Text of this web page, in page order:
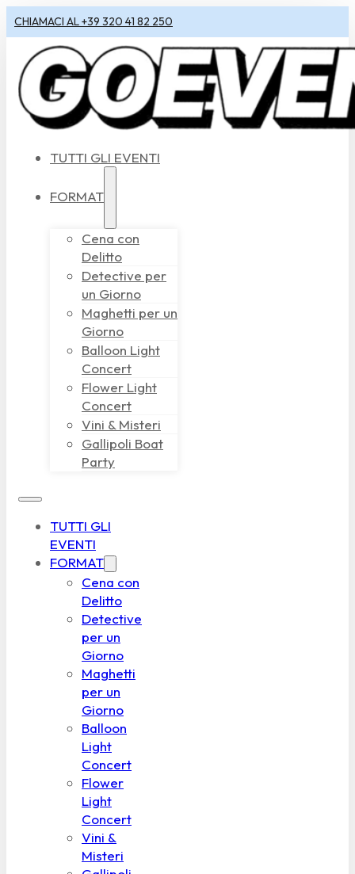
CHIAMACI AL +39 320 41 82 250
TUTTI GLI EVENTI
FORMAT
Cena con
Delitto
Detective per
un Giorno
Maghetti per un
Giorno
Balloon Light
Concert
Flower Light
Concert
Vini & Misteri
Gallipoli Boat
Party
TUTTI GLI
EVENTI
FORMAT
Cena con
Delitto
Detective
per un
Giorno
Maghetti
per un
Giorno
Balloon
Light
Concert
Flower
Light
Concert
Vini &
Misteri